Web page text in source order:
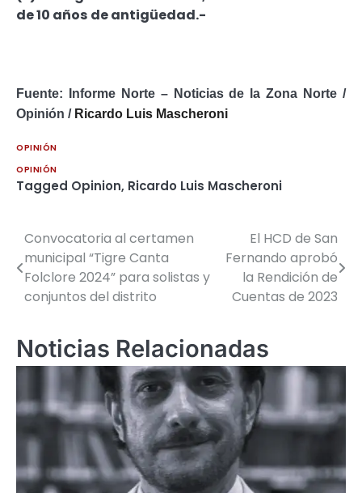
de 10 años de antigüedad.-
Fuente: Informe Norte – Noticias de la Zona Norte /
Opinión / Ricardo Luis Mascheroni
OPINIÓN
OPINIÓN
Tagged Opinion, Ricardo Luis Mascheroni
Navegación
de
entradas
Convocatoria al certamen
municipal “Tigre Canta
Folclore 2024” para solistas y
conjuntos del distrito
El HCD de San
Fernando aprobó
la Rendición de
Cuentas de 2023
Noticias Relacionadas